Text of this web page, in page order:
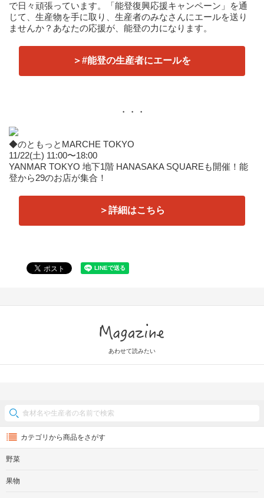
で日々頑張っています。「能登復興応援キャンペーン」を通
じて、生産物を手に取り、生産者のみなさんにエールを送り
ませんか？あなたの応援が、能登の力になります。
＞#能登の生産者にエールを
・・・
◆のともっとMARCHE TOKYO
11/22(土) 11:00〜18:00
YANMAR TOKYO 地下1階 HANASAKA SQUAREも開催！能
登から29のお店が集合！
＞詳細はこちら
あわせて読みたい
カテゴリから商品をさがす
野菜
果物